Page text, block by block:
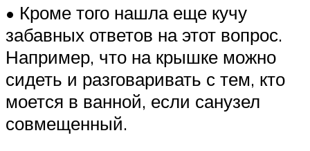
• Кроме того нашла еще кучу
забавных ответов на этот вопрос.
Например, что на крышке можно
сидеть и разговаривать с тем, кто
моется в ванной, если санузел
совмещенный.